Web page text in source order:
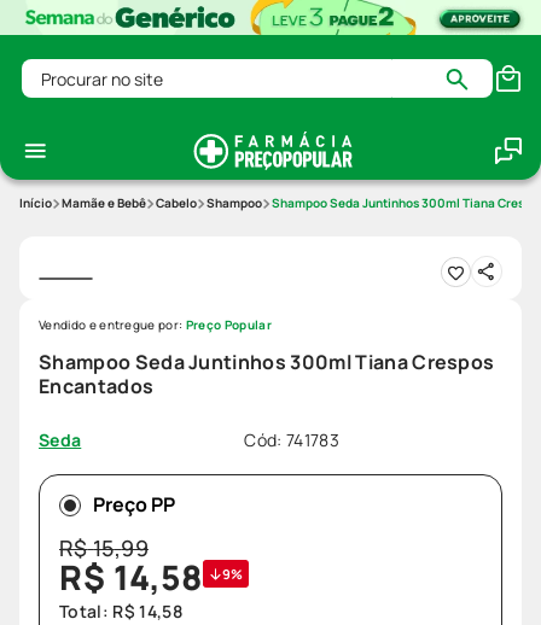
Procurar no site
Mamãe e Bebê Cabelo Shampoo Shampoo Seda Juntinhos 300ml Tiana
Shampoo Seda Juntinhos 300ml Tiana Crespos
Encantados
Seda Cód: 741783
Vendido e entregue por: Preço Popular
Preço PP
R$15,99
R$ 14,58 9%
Total: R$ 14,58